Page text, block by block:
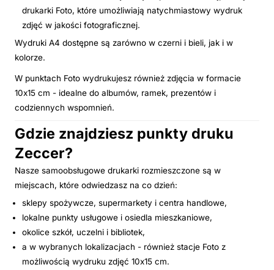
drukarki Foto, które umożliwiają natychmiastowy wydruk
zdjęć w jakości fotograficznej.
Wydruki A4 dostępne są zarówno w czerni i bieli, jak i w
kolorze.
W punktach Foto wydrukujesz również zdjęcia w formacie
10x15 cm - idealne do albumów, ramek, prezentów i
codziennych wspomnień.
Gdzie znajdziesz punkty druku
Zeccer?
Nasze samoobsługowe drukarki rozmieszczone są w
miejscach, które odwiedzasz na co dzień:
sklepy spożywcze, supermarkety i centra handlowe,
lokalne punkty usługowe i osiedla mieszkaniowe,
okolice szkół, uczelni i bibliotek,
a w wybranych lokalizacjach - również stacje Foto z
możliwością wydruku zdjęć 10x15 cm.